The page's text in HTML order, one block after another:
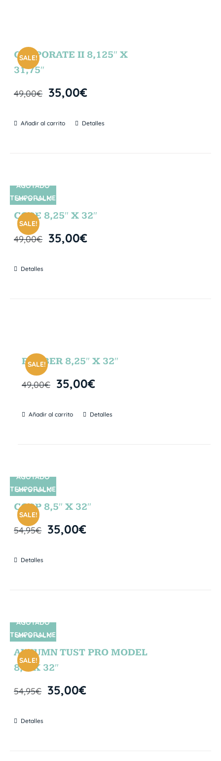
SALE!
CORPORATE II 8,125″ X
31,75″
49,00€ 35,00€
Añadir al carrito Detalles
SIN STOCK
SALE!
AGOTADO
TEMPORALME
NTE
CORE 8,25″ X 32″
49,00€ 35,00€
Detalles
SALE!
RUBBER 8,25″ X 32″
49,00€ 35,00€
Añadir al carrito Detalles
SIN STOCK
SALE!
AGOTADO
TEMPORALME
NTE
CORP 8,5″ X 32″
54,95€ 35,00€
Detalles
SIN STOCK
SALE!
AGOTADO
TEMPORALME
NTE
AUTUMN TUST PRO MODEL
8,5″X 32″
54,95€ 35,00€
Detalles